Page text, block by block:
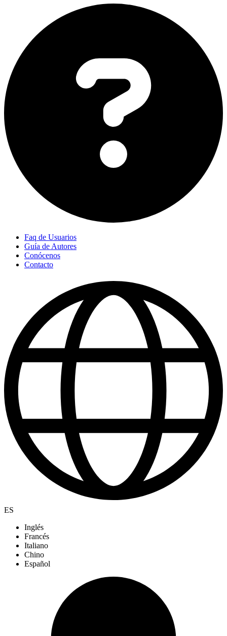
Faq de Usuarios
Guía de Autores
Conócenos
Contacto
ES
Inglés
Francés
Italiano
Chino
Español